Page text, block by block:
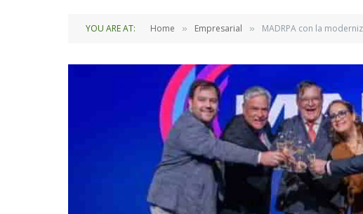
YOU ARE AT: Home » Empresarial » MADRPA con la